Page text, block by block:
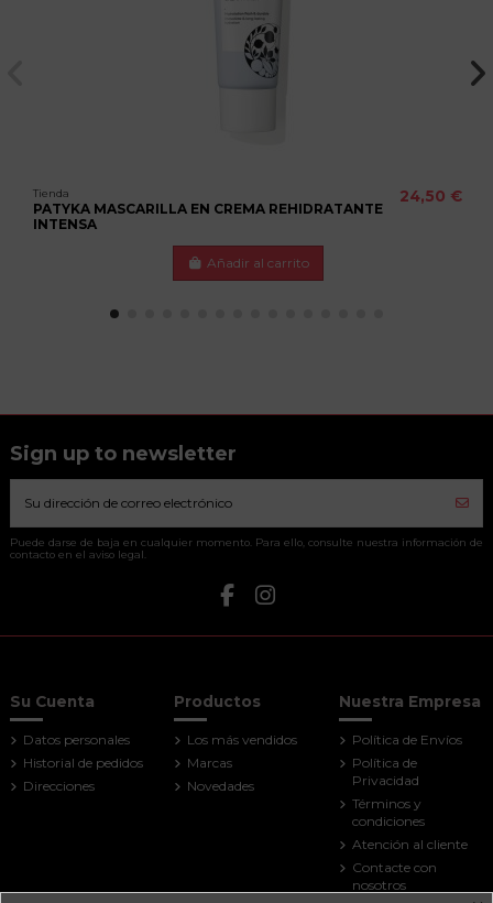
Tienda
PATYKA MASCARILLA EN CREMA REHIDRATANTE
INTENSA
24,50 €
Añadir al carrito
Sign up to newsletter
Puede darse de baja en cualquier momento. Para ello, consulte nuestra información de
contacto en el aviso legal.
Su Cuenta
Datos personales
Historial de pedidos
Direcciones
Productos
Los más vendidos
Marcas
Novedades
Nuestra Empresa
Política de Envíos
Política de
Privacidad
Términos y
condiciones
Atención al cliente
Contacte con
nosotros